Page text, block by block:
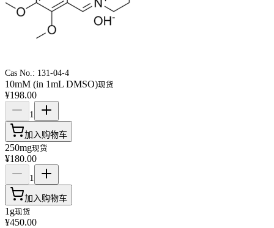
Cas No.: 131-04-4
10mM (in 1mL DMSO)现货
¥198.00
1
加入购物车
250mg现货
¥180.00
1
加入购物车
1g现货
¥450.00